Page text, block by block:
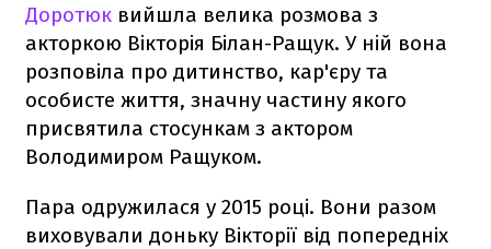
Доротюк вийшла велика розмова з
акторкою Вікторія Білан-Ращук. У ній вона
розповіла про дитинство, кар'єру та
особисте життя, значну частину якого
присвятила стосункам з актором
Володимиром Ращуком.
Пара одружилася у 2015 році. Вони разом
виховували доньку Вікторії від попередніх